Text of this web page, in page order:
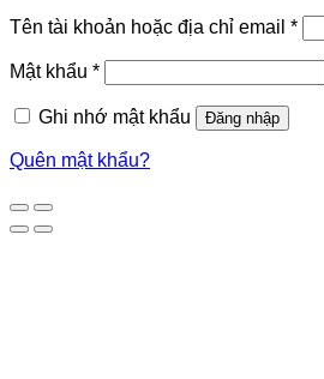
Tên tài khoản hoặc địa chỉ email *
Mật khẩu *
Ghi nhớ mật khẩu Đăng nhập
Quên mật khẩu?